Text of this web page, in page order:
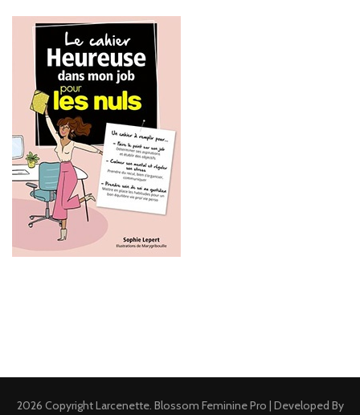
2026 CopyrightLarcenette. Blossom Feminine Pro | Developed By